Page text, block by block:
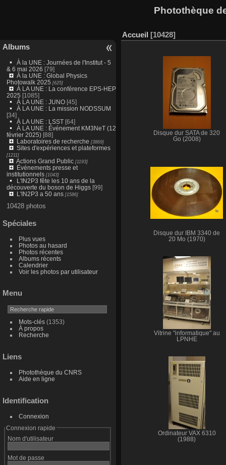
Photothèque
Albums
À la UNE : Journées de l'Institut - 5
& 6 mai 2026 [79]
À la UNE : Global Physics
Photowalk 2025 [625]
À LA UNE : La conférence EPS-HEP
2025 [1085]
À LA UNE : JUNO [45]
À LA UNE : La mission NODSSUM
[34]
À LA UNE : LSST[64]
À LA UNE : Événement KM3NeT (12
février 2025)[88]
Laboratoires de recherche [3869]
Sites d'expériences et plateformes
[1211]
Actions Grand Public[1193]
Événements presse et
institutionnels[1043]
L'IN2P3 fête les 10 ans de la
découverte du boson de Higgs[99]
L'IN2P3 a 50 ans[1586]
10428 photos
Spéciales
Plus vues
Photos au hasard
Photos récentes
Albums récents
Calendrier
Voir les photos par utilisateur
Menu
Mots-clés(1353)
À propos
Recherche
Liens
Photothèque du CNRS
Aide en ligne
Identification
Connexion
Connexion rapide
Nom d'utilisateur
Mot de passe
Accueil 10428
Disque dur SATA de 320
Go (2008)
Disque dur IBM 3340 de
20 Mo (1970)
Vitrine "informatique" au
LPNHE
Ordinateur VAX 6310
(1988)